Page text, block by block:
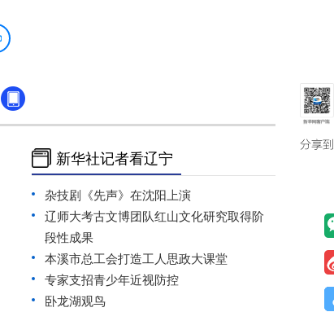
新华社记者看辽宁
杂技剧《先声》在沈阳上演
辽师大考古文博团队红山文化研究取得阶
段性成果
本溪市总工会打造工人思政大课堂
专家支招青少年近视防控
卧龙湖观鸟